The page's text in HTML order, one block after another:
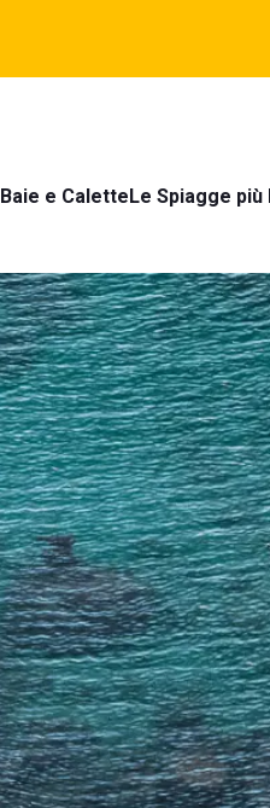
Baie e CaletteLe Spiagge più